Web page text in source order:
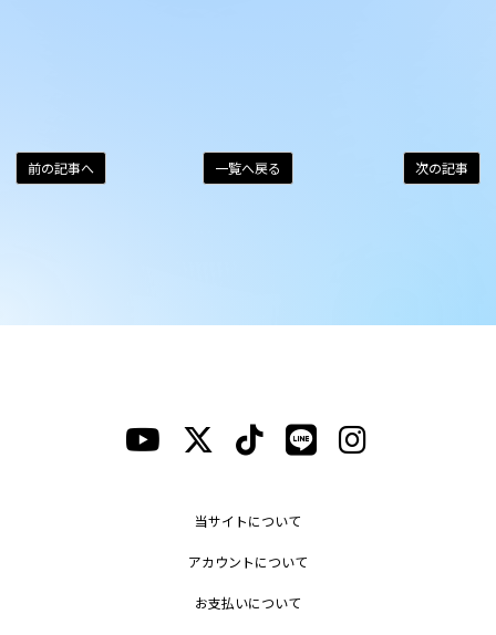
次の記事
一覧へ戻る
前の記事へ
当サイトについて
アカウントについて
お支払いについて